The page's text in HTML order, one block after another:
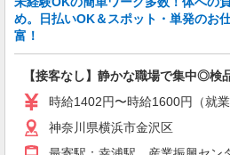
キープ
派遣社員
家具・雑貨の仕分
時給1,400円以上
給1,800円以上（深夜手当
246,400円 （日勤シ
横浜市金沢区 ★
め。日払いOK＆スポット・単発のお
富！
【接客なし】静かな職場で集中◎検
時給1402円〜時給1600円（就業
神奈川県横浜市金沢区